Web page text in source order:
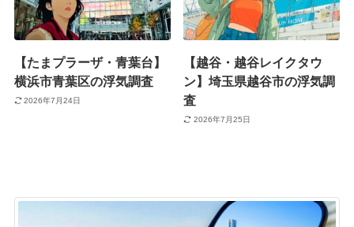
【たまプラーザ・青葉台】
横浜市青葉区の浮気調査
2026年7月24日
【越谷・越谷レイクタウ
ン】埼玉県越谷市の浮気調
査
2026年7月25日